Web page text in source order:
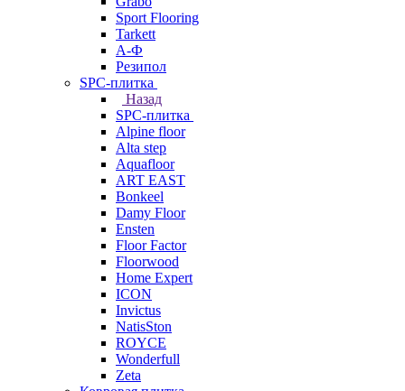
Sport Flooring
Tarkett
А-Ф
Резипол
SPC-плитка
Назад
SPC-плитка
Alpine floor
Alta step
Aquafloor
ART EAST
Bonkeel
Damy Floor
Ensten
Floor Factor
Floorwood
Home Expert
ICON
Invictus
NatisSton
ROYCE
Wonderfull
Zeta